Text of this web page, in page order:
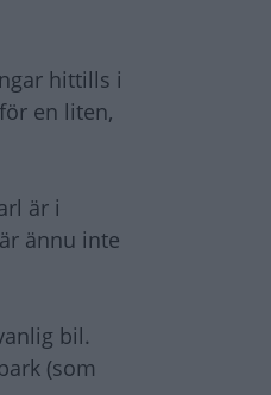
hittills i
en liten,
är i
ännu inte
bil.
(som